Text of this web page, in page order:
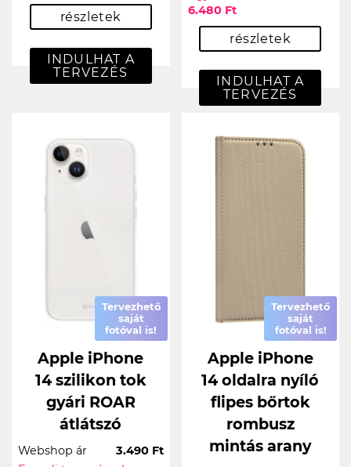
részletek
INDULHAT A
TERVEZÉS
6.480 Ft
részletek
INDULHAT A
TERVEZÉS
Tervezhető
saját
fotóval is!
Apple iPhone
14 szilikon tok
gyári ROAR
átlátszó
Webshop ár
3.490 Ft
Tervezhető
saját
fotóval is!
Apple iPhone
14 oldalra nyíló
flipes bőrtok
rombusz
mintás arany